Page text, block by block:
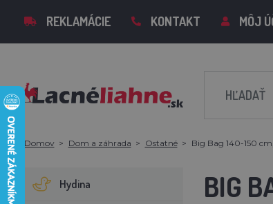
REKLAMÁCIE KONTAKT MÔJ
Domov Dom a záhrada Ostatné Big Bag 140-150
Hydina BIG